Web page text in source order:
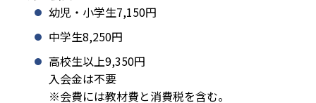
幼児・小学生7,150円
中学生8,250円
高校生以上9,350円
入会金は不要
※会費には教材費と消費税を含む。